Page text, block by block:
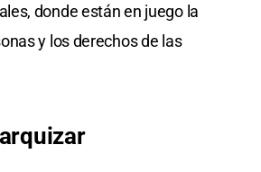
donde están en juego la
y los derechos de las